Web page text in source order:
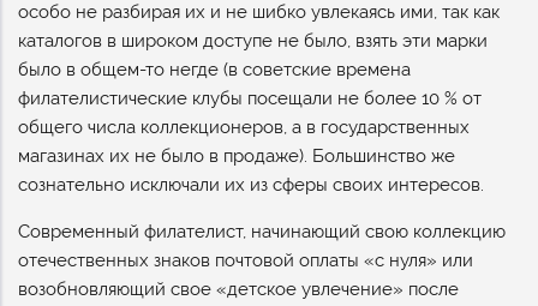
особо не разбирая их и не шибко увлекаясь ими, так как
каталогов в широком доступе не было, взять эти марки
было в общем-то негде (в советские времена
филателистические клубы посещали не более 10 % от
общего числа коллекционеров, а в государственных
магазинах их не было в продаже). Большинство же
сознательно исключали их из сферы своих интересов.
Современный филателист, начинающий свою коллекцию
отечественных знаков почтовой оплаты «с нуля» или
возобновляющий свое «детское увлечение» после